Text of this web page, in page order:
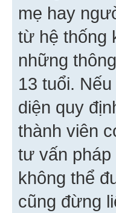
mẹ hay
từ hệ thống
những
13 tuổi.
diện quy
thành viên
tư vấn
không thể
cũng đừng